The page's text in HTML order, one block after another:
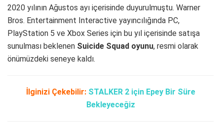
2020 yılının Ağustos ayı içerisinde duyurulmuştu. Warner
Bros. Entertainment Interactive yayıncılığında PC,
PlayStation 5 ve Xbox Series için bu yıl içerisinde satışa
sunulması beklenen Suicide Squad oyunu, resmi olarak
önümüzdeki seneye kaldı.
İlginizi Çekebilir: STALKER 2 için Epey Bir Süre
Bekleyeceğiz